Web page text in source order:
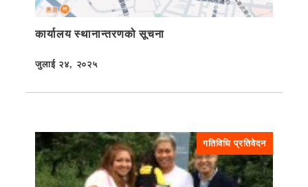
कार्यालय स्थानान्तरणको सूचना
प्रकाशित
जुलाई २४, २०२५
गतिविधि प्रतिवेदन